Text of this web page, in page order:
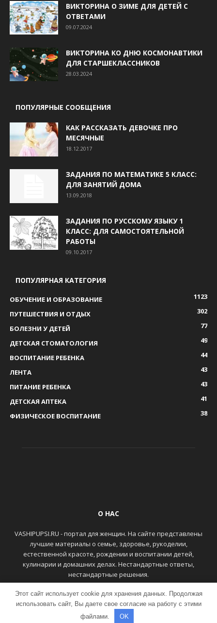
ВИКТОРИНА О ЗИМЕ ДЛЯ ДЕТЕЙ С
ОТВЕТАМИ
09.07.2024
ВИКТОРИНА КО ДНЮ КОСМОНАВТИКИ
ДЛЯ СТАРШЕКЛАССНИКОВ
28.03.2024
ПОПУЛЯРНЫЕ СООБЩЕНИЯ
КАК РАССКАЗАТЬ ДЕВОЧКЕ ПРО
МЕСЯЧНЫЕ
18.12.2017
ЗАДАНИЯ ПО МАТЕМАТИКЕ 5 КЛАСС:
ДЛЯ ЗАНЯТИЙ ДОМА
13.09.2018
ЗАДАНИЯ ПО РУССКОМУ ЯЗЫКУ 1
КЛАСС: ДЛЯ САМОСТОЯТЕЛЬНОЙ
РАБОТЫ
09.10.2017
ПОПУЛЯРНАЯ КАТЕГОРИЯ
ОБУЧЕНИЕ И ОБРАЗОВАНИЕ
1123
ПУТЕШЕСТВИЯ И ОТДЫХ
302
БОЛЕЗНИ У ДЕТЕЙ
77
ДЕТСКАЯ СТОМАТОЛОГИЯ
49
ВОСПИТАНИЕ РЕБЕНКА
44
ЛЕНТА
43
ПИТАНИЕ РЕБЕНКА
43
ДЕТСКАЯ АПТЕКА
41
ФИЗИЧЕСКОЕ ВОСПИТАНИЕ
38
О НАС
VASHIPUPSI.RU - портал для женщин. На сайте представлены
лучшие материалы о семье, здоровье, рукоделии,
естественной красоте, рождении и воспитании детей,
кулинарии и домашних делах. Нестандартные ответы,
нестандартные решения.
ГЛАВНАЯ КОНТАКТЫ
© VASHIPUPSI.RU - Женский портал
Этот сайт использует cookie для хранения данных. Продолжая
использовать сайт, Вы даете свое согласие на работу с этими
файлами.
OK